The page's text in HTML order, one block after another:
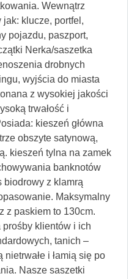
Wewnątrz
klucze, portfel,
pojazdu, paszport,
Nerka/saszetka
drobnych
wyjścia do miasta
z wysokiej jakości
trwałość i
kieszeń główna
obszyte satynową,
kieszeń tylna na zamek
banknotów
biodrowy z klamrą
Maksymalny
z paskiem to 130cm.
klientów i ich
tanich –
nietrwałe i łamią się po
Nasze saszetki